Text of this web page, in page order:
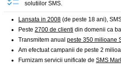
solutiilor SMS.
Lansata in 2008 (de peste 18 ani),
Peste 2700 de clienti din domenii ca
Transmitem anual peste 350 milioane
Am efectuat campanii de peste 2
Furnizam servicii unificate de SMS